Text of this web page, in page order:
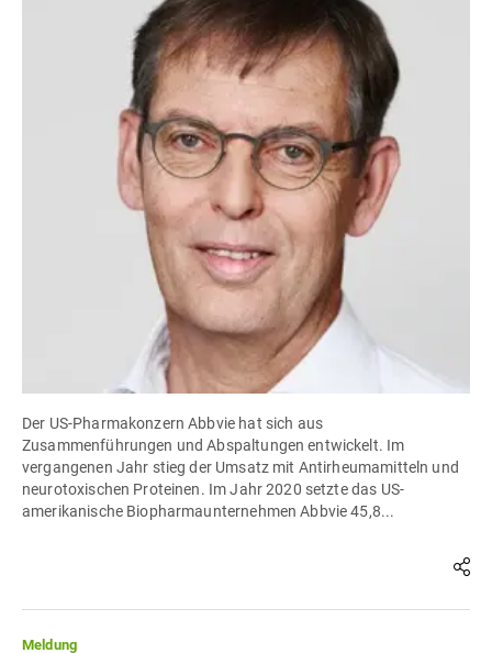
Der US-Pharmakonzern Abbvie hat sich aus
Zusammenführungen und Abspaltungen entwickelt. Im
vergangenen Jahr stieg der Umsatz mit Antirheumamitteln und
neurotoxischen Proteinen. Im Jahr 2020 setzte das US-
amerikanische Biopharmaunternehmen Abbvie 45,8...
Meldung